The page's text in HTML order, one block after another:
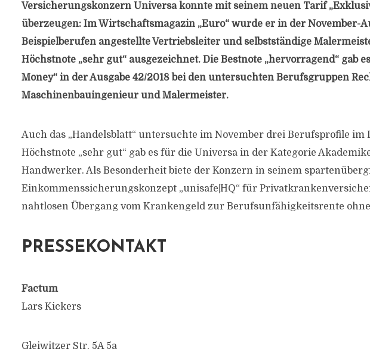
Versicherungskonzern Universa konnte mit seinem neuen Tarif
überzeugen: Im Wirtschaftsmagazin „Euro“ wurde er in der November-
Beispielberufen angestellte Vertriebsleiter und selbstständige
Höchstnote „sehr gut“ ausgezeichnet. Die Bestnote „hervorragend“ gab
Money“ in der Ausgabe 42/2018 bei den untersuchten Berufsgruppen
Maschinenbauingenieur und Malermeister.
Auch das „Handelsblatt“ untersuchte im November drei Berufsprofile im
Höchstnote „sehr gut“ gab es für die Universa in der Kategorie
Handwerker. Als Besonderheit biete der Konzern in seinem
Einkommenssicherungskonzept „unisafe|HQ“ für
nahtlosen Übergang vom Krankengeld zur Berufsunfähigkeitsrente
PRESSEKONTAKT
Factum
Lars Kickers
Gleiwitzer Str. 5A 5a